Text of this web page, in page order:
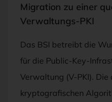
Migration zu einer
Verwaltungs-PKI
Das BSI betreibt die
für die Public-Key-
Verwaltung (V-PKI).
kryptografischen